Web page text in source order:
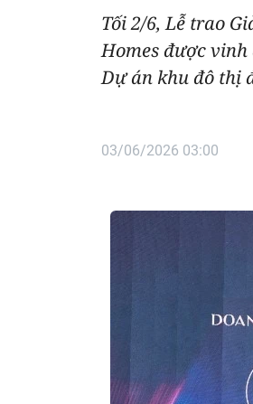
Tối 2/6, Lễ trao
Homes được vinh
Dự án khu đô thị
03/06/2026 03:00